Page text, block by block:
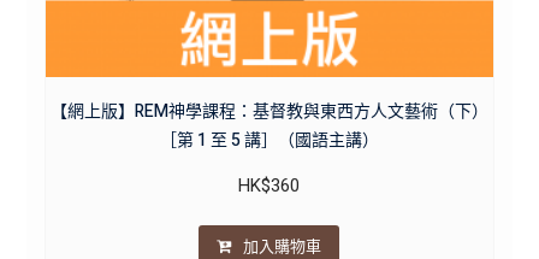
【網上版】REM神學課程：基督教與東西方人文藝術（下）
［第 1 至 5 講］（國語主講）
HK$360
加入購物車